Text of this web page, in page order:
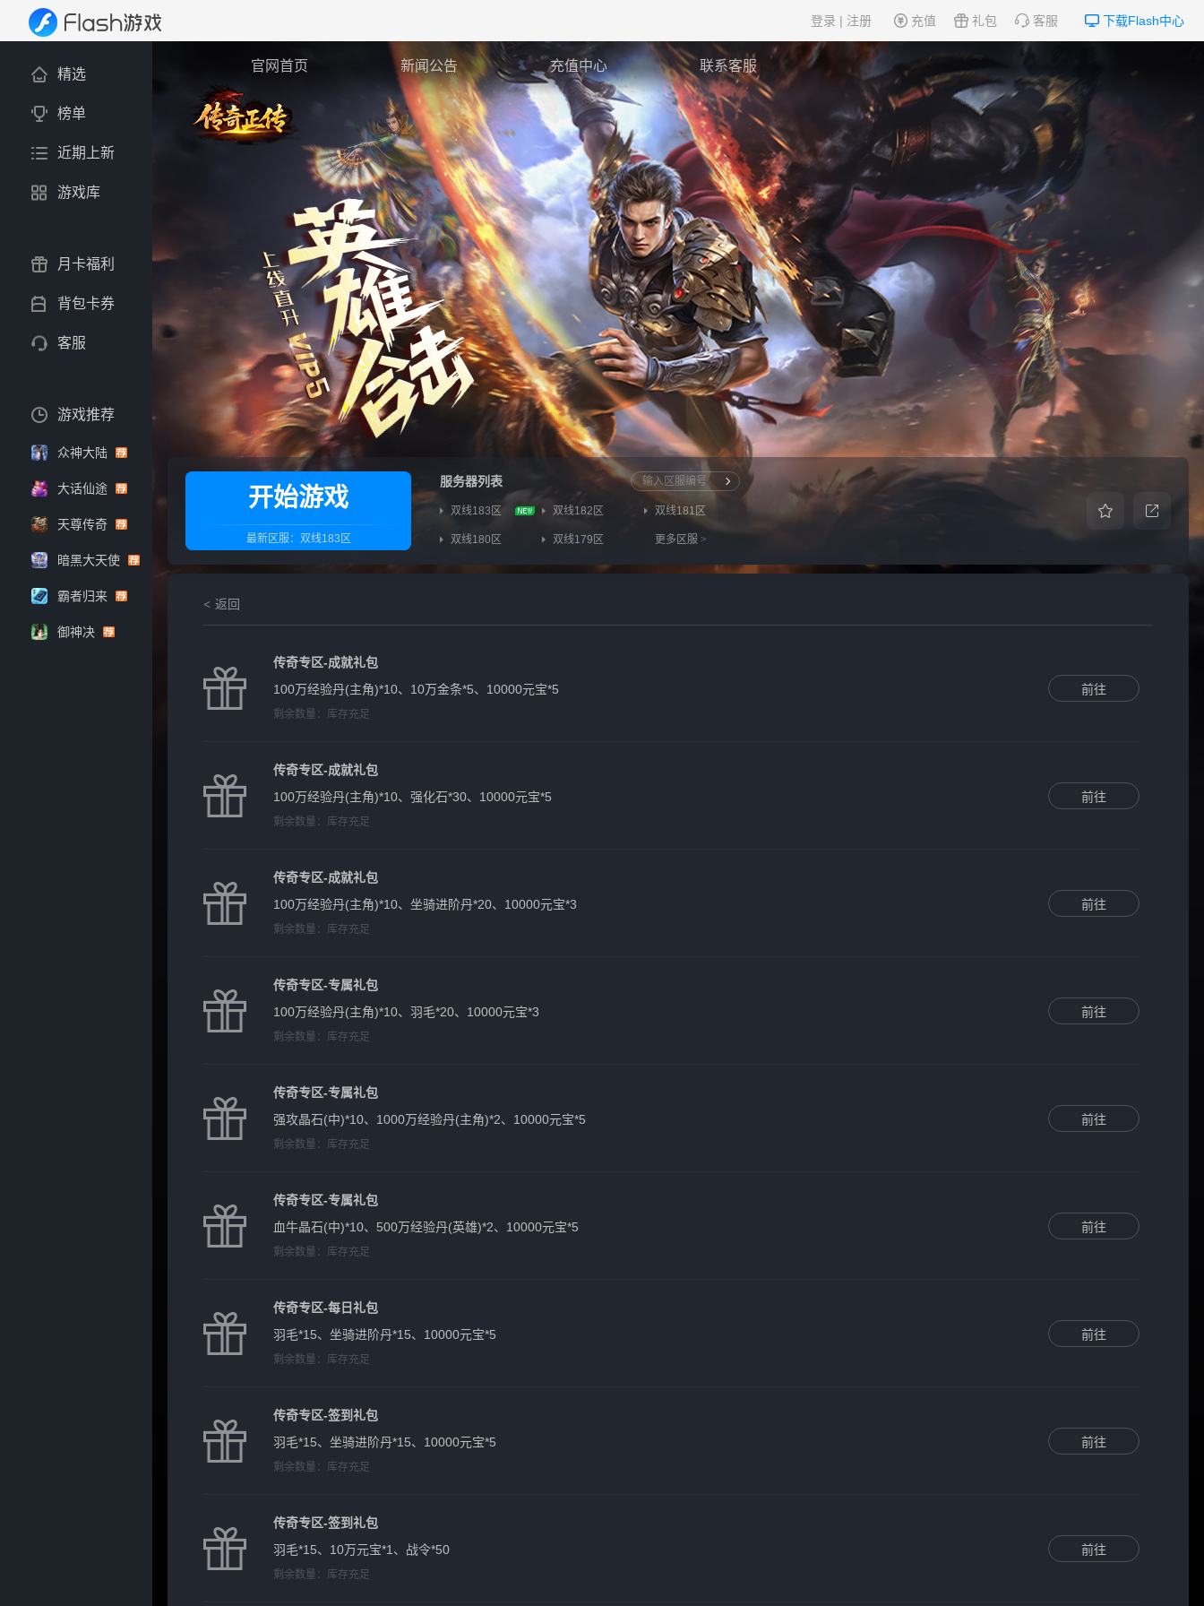
下载Flash中心
客服
礼包
充值
登录 | 注册
官网首页 新闻公告 充值中心 联系客服
开始游戏
最新区服： 双线183区
服务器列表
双线183区 双线182区 双线181区
双线180区 双线179区 更多区服 >
返回
传奇专区-成就礼包
100万经验丹(主角)*10、10万金条*5、10000元宝*5
剩余数量： 库存充足
前往
传奇专区-成就礼包
100万经验丹(主角)*10、强化石*30、10000元宝*5
剩余数量： 库存充足
前往
传奇专区-成就礼包
100万经验丹(主角)*10、坐骑进阶丹*20、10000元宝*3
剩余数量： 库存充足
前往
传奇专区-专属礼包
100万经验丹(主角)*10、羽毛*20、10000元宝*3
剩余数量： 库存充足
前往
传奇专区-专属礼包
强攻晶石(中)*10、1000万经验丹(主角)*2、10000元宝*5
剩余数量： 库存充足
前往
传奇专区-专属礼包
血牛晶石(中)*10、500万经验丹(英雄)*2、10000元宝*5
剩余数量： 库存充足
前往
传奇专区-每日礼包
羽毛*15、坐骑进阶丹*15、10000元宝*5
剩余数量： 库存充足
前往
传奇专区-签到礼包
羽毛*15、坐骑进阶丹*15、10000元宝*5
剩余数量： 库存充足
前往
传奇专区-签到礼包
羽毛*15、10万元宝*1、战令*50
剩余数量： 库存充足
前往
精选
榜单
近期上新
游戏库
月卡福利
背包卡券
客服
游戏推荐
众神大陆
大话仙途
天尊传奇
暗黑大天使
霸者归来
御神决